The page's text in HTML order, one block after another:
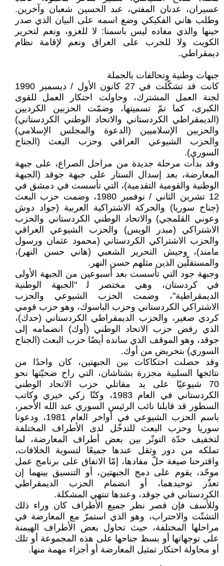
عسيران، عدنان المفتي، عبد الحسين شعبان وآخرين.
وطلب هاني الفكيكي وضع اسمه على البيان الذي صدر
حينها والذي مفاده ليس باسمنا: لا للغزو، ونعم لتحرير
الكويت ولا للحرب على العراق ونعم لإقامة نظام
ديمقراطي.
جبهات وطنية وتحالفات بالجملة
كانت قد تشكّلت في 27 كانون الأول / ديسمبر 1990
لجنة العمل المشترك، وحاولت احتكار العمل للقوى
الكبرى، كما تمّ تسميتها، وضمّت الحزبين الكرديين
(الديمقراطي الكردستاني والاتحاد الوطني الكردستاني)
والحزبين الإسلاميين (الدعوة والمجلس الإسلامي)
والحزب الشيوعي العراقي وحزب البعث (الجناح
السوري).
وقد بدأت مرحلة جديدة من مراحل الصراع، على جبهة
المعارضة، بعد إسدال الستار على جبهة جوقد (الجبهة
الوطنية والقومية التقدمية)، التي تأسست في دمشق في
12 تشرين الثاني / نوفمبر 1980، وضمت حزب البعث
(جناح سوريا) والحركة الاشتراكية العربية (جواد دوش
وعوني القلمجي) والاتحاد الوطني الكردستاني والحزب
الاشتراكي (مبدر الويس) والحزب الشيوعي العراقي
والحزب الاشتراكي الكردستاني (محمود عثمان ورسول
مامند)، وجيش التحرير الشعبي (هاني حسن النهر)،
والمستقلّين الذين مثلهم حسن النهر.
وجبهة جود التي تأسست بعد أسبوعين من الجبهة الأولى
في كردستان، وهي مختصر ﻟ "الجبهة الوطنية
الديمقراطية"، وضمت الحزب الشيوعي والحزب
الاشتراكي الكردستاني وحزب الباسوك، وهو حزب قومي
كردي صغير، والحزب الديمقراطي الكردستاني (حدك)،
الذي رفض حزب الاتحاد الوطني (أوك) انضمامه إلى
جوقد، وهو الموقف الذي سانده أيضًا حزب البعث (الجناح
السوري) بتحريض من أوك.
وقد حصلت احتكاكات بين الجبهتين، كان واحدًا من
نتائجها السلبية مجزرة بشتاشان، التي راح ضحيّتها نحو
70 شيوعيًا على يد مقاتلي حزب الاتحاد الوطني
الكردستاني في العام 1983، وكنّا زكي خيري وكاتب
السطور قد قابلنا نائب الرئيس السوري عبد الله الأحمر،
باسم الحزب الشيوعي في أواخر العام 1981، ودعونا
سوريا وحزب البعث للتدخّل لدى الأطراف المختلفة
لتخفيف حدّة التوتّر بين بعض أطراف المعارضة، لما
تملكه من دور وثقل عندها جميعًا لتسوية الخلافات،
واقترحنا صيغة حلّ مفادها، إمّا الاتفاق على برنامج عمل
موحّد، يقوم على دمج الجبهتين، أو التنسيق بينهما إن
تعذّر توحيدهما، أو انضمام الحزب الديمقراطي
الكردستاني في جوقد، وعندها تنتهي المشكلة.
وللأسف فإن قصر نظر جميع الأطراف كان وراء ذلك
التشتّت والاحتراب، وهو الذي استمرّ مع المعارضة في
مراحلها المختلفة، حيث تحاول بعض الأطراف الهيمنة
على توجهاتها أو بسط جناحها على هذه المجموعة أو تلك
أو محاولة احتكار تمثيل المعارضة أو أجزاء مهمة منها.